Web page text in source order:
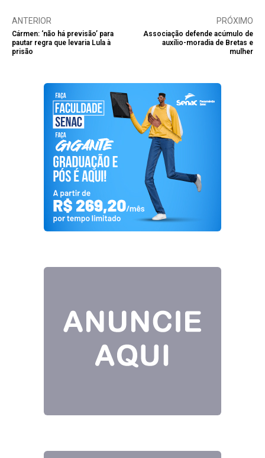
ANTERIOR
Cármen: ‘não há previsão’ para
pautar regra que levaria Lula à
prisão
PRÓXIMO
Associação defende acúmulo de
auxílio-moradia de Bretas e
mulher